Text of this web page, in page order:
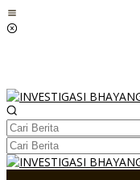
Lewati
ke